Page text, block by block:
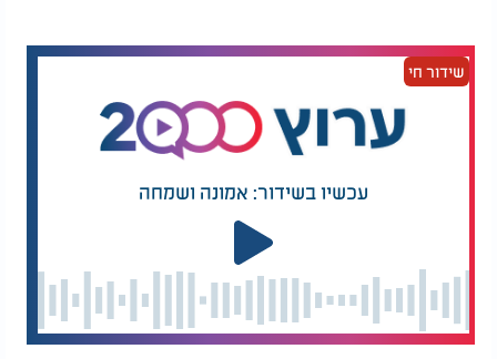
שידור חי
עכשיו בשידור: אמונה ושמחה